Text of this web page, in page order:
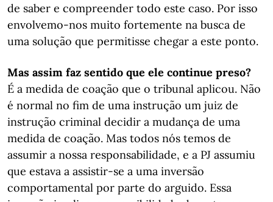
de saber e compreender todo este caso. Por isso
envolvemo-nos muito fortemente na busca de
uma solução que permitisse chegar a este ponto.
Mas assim faz sentido que ele continue preso?
É a medida de coação que o tribunal aplicou. Não
é normal no fim de uma instrução um juiz de
instrução criminal decidir a mudança de uma
medida de coação. Mas todos nós temos de
assumir a nossa responsabilidade, e a PJ assumiu
que estava a assistir-se a uma inversão
comportamental por parte do arguido. Essa